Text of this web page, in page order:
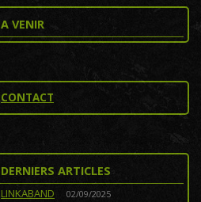
A VENIR
CONTACT
DERNIERS ARTICLES
LINKABAND 02/09/2025